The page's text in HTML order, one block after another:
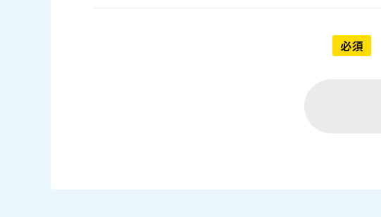
必須